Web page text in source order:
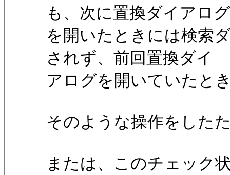
も、次に置換ダイアログ
を開いたときには検索
されず、前回置換ダイ
アログを開いていたと
そのような操作をした
または、このチェック